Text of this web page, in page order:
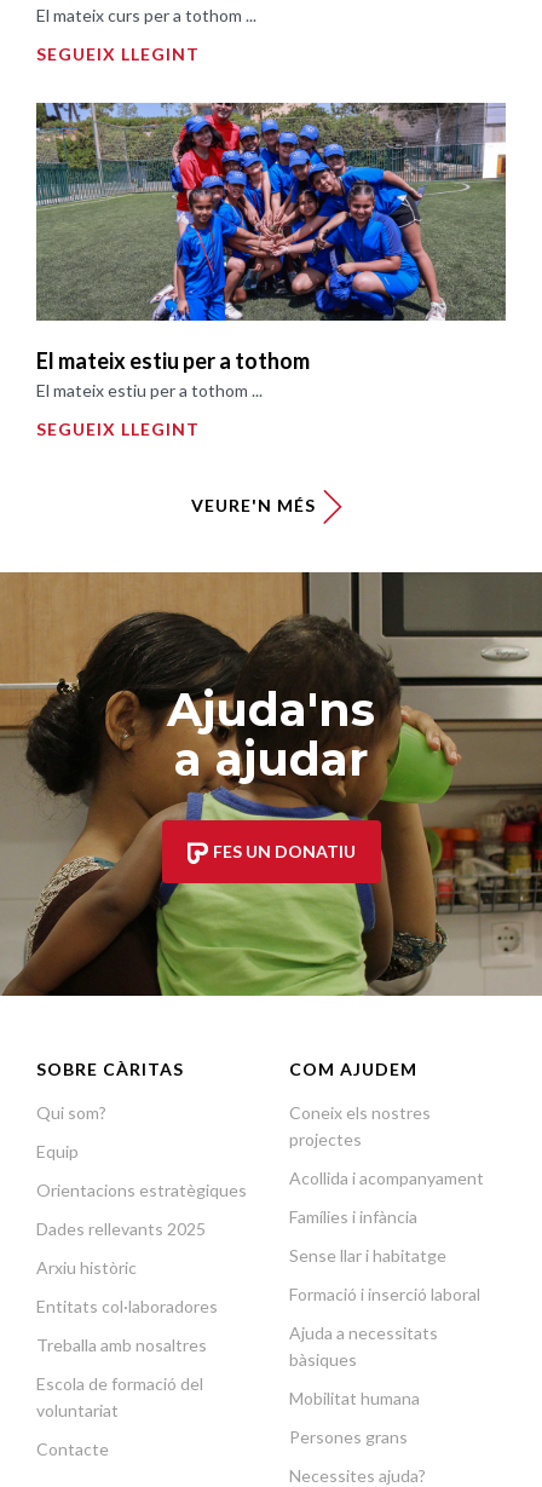
El mateix curs per a tothom ...
SEGUEIX LLEGINT
El mateix estiu per a tothom
El mateix estiu per a tothom ...
SEGUEIX LLEGINT
VEURE'N MÉS
Ajuda'ns
a ajudar
FES UN DONATIU
SOBRE CÀRITAS
Qui som?
Equip
Orientacions estratègiques
Dades rellevants 2025
Arxiu històric
Entitats col·laboradores
Treballa amb nosaltres
Escola de formació del
voluntariat
Contacte
COM AJUDEM
Coneix els nostres
projectes
Acollida i acompanyament
Famílies i infància
Sense llar i habitatge
Formació i inserció laboral
Ajuda a necessitats
bàsiques
Mobilitat humana
Persones grans
Necessites ajuda?